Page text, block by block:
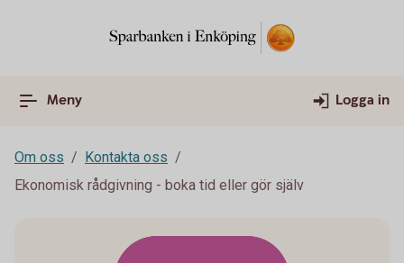
Meny Logga in
Om oss
Kontakta oss
Ekonomisk rådgivning - boka tid eller gör själv